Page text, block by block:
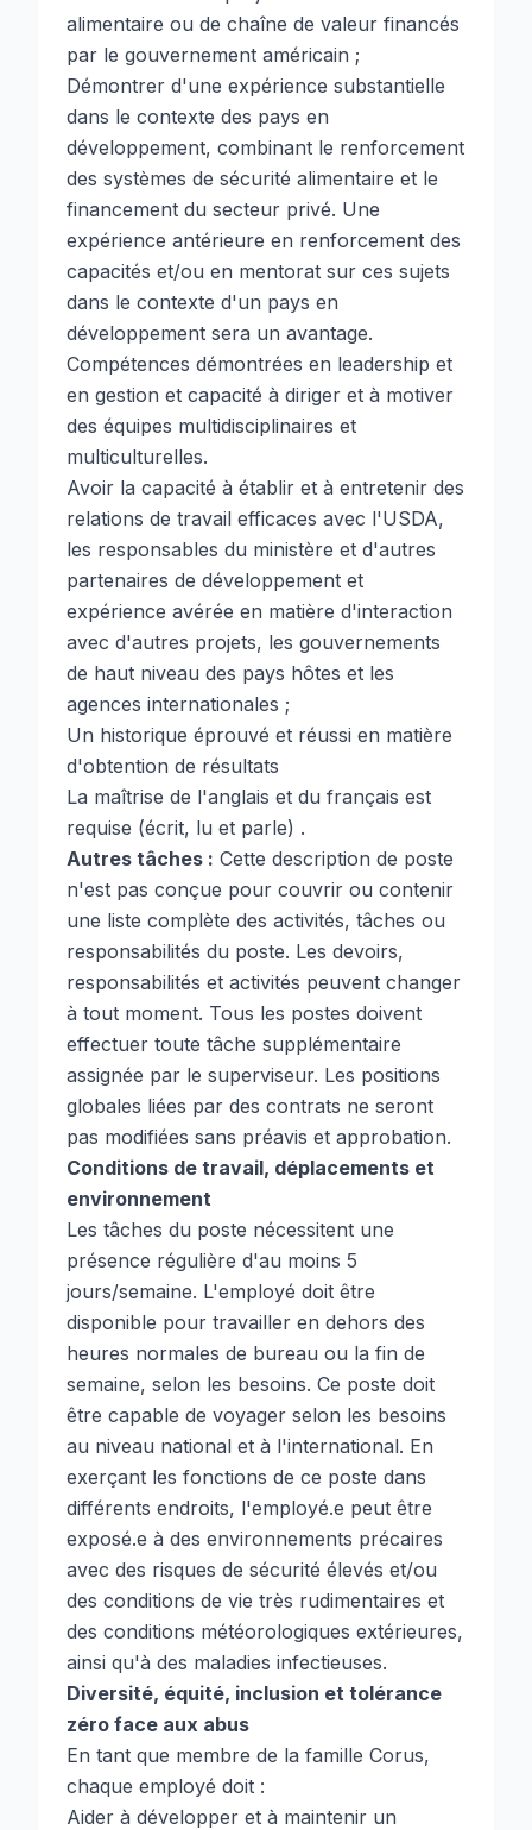
alimentaire ou de chaîne de valeur financés
par le gouvernement américain ;
Démontrer d'une expérience substantielle
dans le contexte des pays en
développement, combinant le renforcement
des systèmes de sécurité alimentaire et le
financement du secteur privé. Une
expérience antérieure en renforcement des
capacités et/ou en mentorat sur ces sujets
dans le contexte d'un pays en
développement sera un avantage.
Compétences démontrées en leadership et
en gestion et capacité à diriger et à motiver
des équipes multidisciplinaires et
multiculturelles.
Avoir la capacité à établir et à entretenir des
relations de travail efficaces avec l'USDA,
les responsables du ministère et d'autres
partenaires de développement et
expérience avérée en matière d'interaction
avec d'autres projets, les gouvernements
de haut niveau des pays hôtes et les
agences internationales ;
Un historique éprouvé et réussi en matière
d'obtention de résultats
La maîtrise de l'anglais et du français est
requise (écrit, lu et parle) .
Autres tâches : Cette description de poste
n'est pas conçue pour couvrir ou contenir
une liste complète des activités, tâches ou
responsabilités du poste. Les devoirs,
responsabilités et activités peuvent changer
à tout moment. Tous les postes doivent
effectuer toute tâche supplémentaire
assignée par le superviseur. Les positions
globales liées par des contrats ne seront
pas modifiées sans préavis et approbation.
Conditions de travail, déplacements et
environnement
Les tâches du poste nécessitent une
présence régulière d'au moins 5
jours/semaine. L'employé doit être
disponible pour travailler en dehors des
heures normales de bureau ou la fin de
semaine, selon les besoins. Ce poste doit
être capable de voyager selon les besoins
au niveau national et à l'international. En
exerçant les fonctions de ce poste dans
différents endroits, l'employé.e peut être
exposé.e à des environnements précaires
avec des risques de sécurité élevés et/ou
des conditions de vie très rudimentaires et
des conditions météorologiques extérieures,
ainsi qu'à des maladies infectieuses.
Diversité, équité, inclusion et tolérance
zéro face aux abus
En tant que membre de la famille Corus,
chaque employé doit :
Aider à développer et à maintenir un